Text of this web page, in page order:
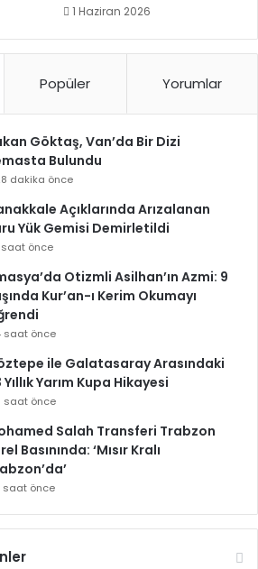
1 Haziran 2026
Popüler Yorumlar
Göktaş, Van’da Bir Dizi
Bulundu
dakika önce
Açıklarında Arızalanan
Yük Gemisi Demirletildi
saat önce
Otizmli Asilhan’ın Azmi: 9
Kur’an-ı Kerim Okumayı
saat önce
ile Galatasaray Arasındaki
Yıllık Yarım Kupa Hikayesi
saat önce
Salah Transferi Trabzon
Basınında: ‘Mısır Kralı
saat önce